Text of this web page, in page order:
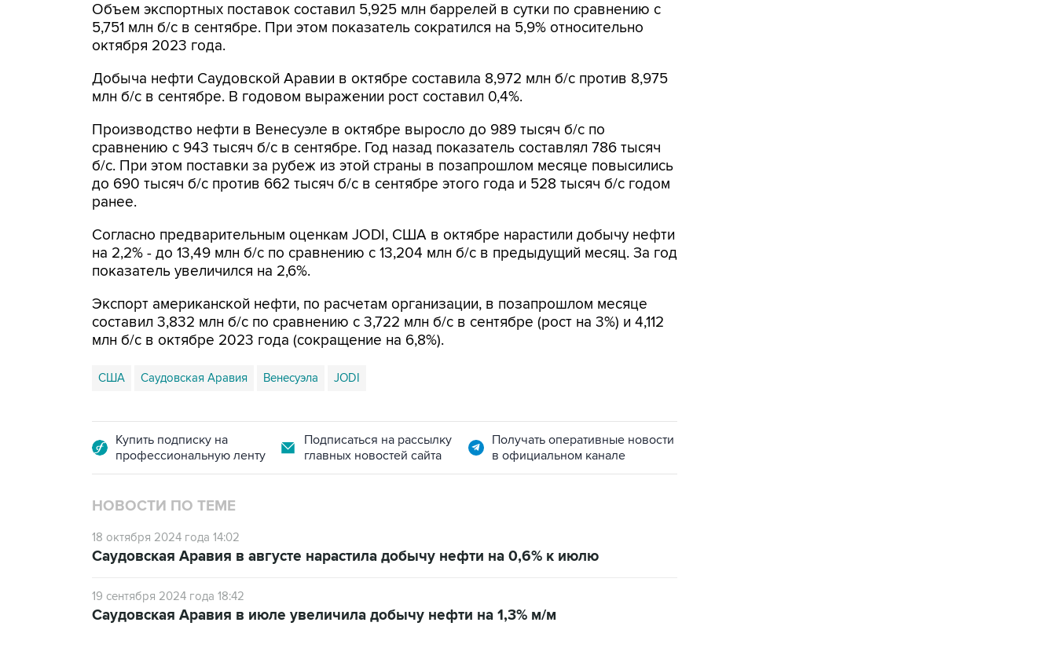
Объем экспортных поставок составил 5,925 млн баррелей в сутки по сравнению с
5,751 млн б/с в сентябре. При этом показатель сократился на 5,9% относительно
октября 2023 года.
Добыча нефти Саудовской Аравии в октябре составила 8,972 млн б/с против 8,975
млн б/с в сентябре. В годовом выражении рост составил 0,4%.
Производство нефти в Венесуэле в октябре выросло до 989 тысяч б/с по
сравнению с 943 тысяч б/с в сентябре. Год назад показатель составлял 786 тысяч
б/с. При этом поставки за рубеж из этой страны в позапрошлом месяце повысились
до 690 тысяч б/с против 662 тысяч б/с в сентябре этого года и 528 тысяч б/с годом
ранее.
Согласно предварительным оценкам JODI, США в октябре нарастили добычу нефти
на 2,2% - до 13,49 млн б/с по сравнению с 13,204 млн б/с в предыдущий месяц. За год
показатель увеличился на 2,6%.
Экспорт американской нефти, по расчетам организации, в позапрошлом месяце
составил 3,832 млн б/с по сравнению с 3,722 млн б/с в сентябре (рост на 3%) и 4,112
млн б/с в октябре 2023 года (сокращение на 6,8%).
США Саудовская Аравия Венесуэла JODI
Купить подписку на
профессиональную ленту
Подписаться на рассылку
главных новостей сайта
Получать оперативные новости
в официальном канале
НОВОСТИ ПО ТЕМЕ
18 октября 2024 года 14:02
Саудовская Аравия в августе нарастила добычу нефти на 0,6% к июлю
19 сентября 2024 года 18:42
Саудовская Аравия в июле увеличила добычу нефти на 1,3% м/м